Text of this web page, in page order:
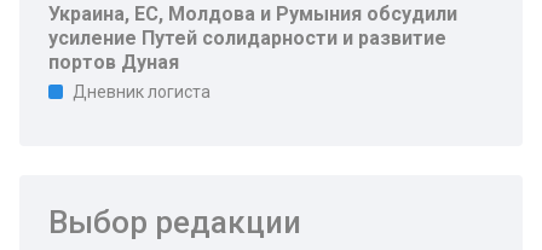
Украина, ЕС, Молдова и Румыния обсудили
усиление Путей солидарности и развитие
портов Дуная
Дневник логиста
Выбор редакции